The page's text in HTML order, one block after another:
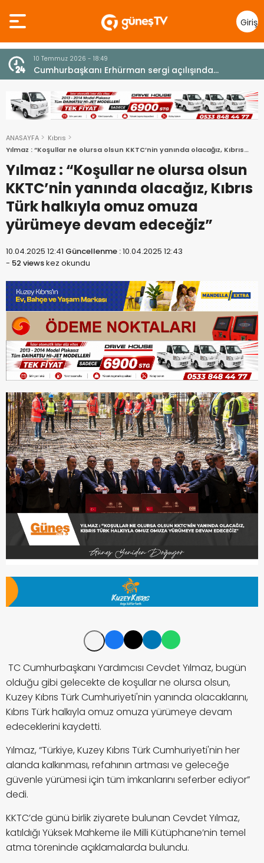
Giriş
Yap
10 Temmuz 2026 - 18:49
Cumhurbaşkanı Erhürman sergi açılışında
fenalaşarak hastaneye kaldırıldı
ANASAYFA
Kıbrıs
Yılmaz : “Koşullar ne olursa olsun KKTC’nin yanında olacağız, Kıbrıs
Türk halkıyla omuz omuza yürümeye devam edeceğiz”
Yılmaz : “Koşullar ne olursa olsun
KKTC’nin yanında olacağız, Kıbrıs
Türk halkıyla omuz omuza
yürümeye devam edeceğiz”
10.04.2025 12:41 Güncellenme :10.04.2025 12:43
- 52 viewskez okundu
TC Cumhurbaşkanı Yardımcısı Cevdet Yılmaz, bugün
olduğu gibi gelecekte de koşullar ne olursa olsun,
Kuzey Kıbrıs Türk Cumhuriyeti'nin yanında olacaklarını,
Kıbrıs Türk halkıyla omuz omuza yürümeye devam
edeceklerini kaydetti.
Yılmaz, “Türkiye, Kuzey Kıbrıs Türk Cumhuriyeti'nin her
alanda kalkınması, refahının artması ve geleceğe
güvenle yürümesi için tüm imkanlarını seferber ediyor”
dedi.
KKTC’de günü birlik ziyarete bulunan Cevdet Yılmaz,
katıldığı Yüksek Mahkeme ile Milli Kütüphane’nin temel
atma töreninde açıklamalarda bulundu.